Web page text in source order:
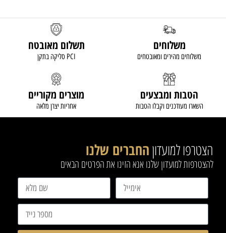
תשלום מאובטח
סליקה בתקן PCI
משלוחים
משלוחים מהירים ומאובטחים
מוצרים מקוריים
אחריות יצרן מלאה
הטבות ומבצעים
השארו מעודכנים וקבלו הטבות
הצטרפו למועדוןהחברים שלנו
להצטרפות למועדון שלנו אנא הזינו את הפרטים הבאים